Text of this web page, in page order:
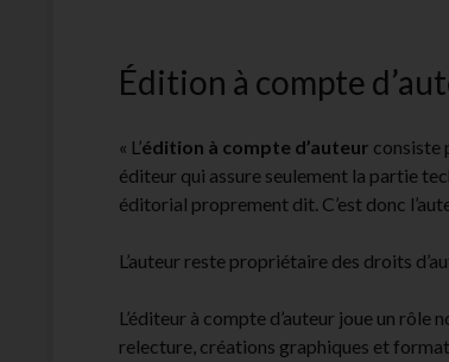
Édition à compte
« L’édition à compte d’auteur consiste
éditeur qui assure seulement la partie
éditorial proprement dit. C’est donc
L’auteur reste propriétaire des droits
L’éditeur à compte d’auteur joue un rôle
relecture, créations graphiques et